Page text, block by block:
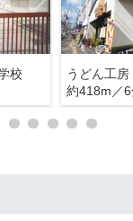
校
うどん工
約418m／